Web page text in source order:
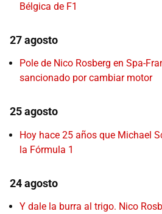
Bélgica de F1
27 agosto
Pole de Nico Rosberg en Spa-
sancionado por cambiar motor
25 agosto
Hoy hace 25 años que Michael
la Fórmula 1
24 agosto
Y dale la burra al trigo. Nico